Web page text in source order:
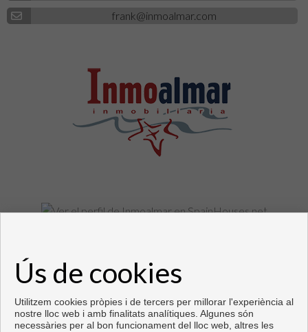
frank@inmoalmar.com
Copyright © 2026. Tots els drets reservats.
Desenvolupat perInmoenter. Avís legal
Ús de cookies
Utilitzem cookies pròpies i de tercers per millorar l'experiència al
nostre lloc web i amb finalitats analítiques. Algunes són
necessàries per al bon funcionament del lloc web, altres les